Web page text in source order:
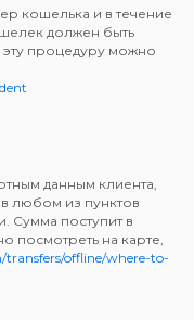
кошелька и в течение
должен быть
процедуру можно
данным клиента,
любом из пунктов
Сумма поступит в
посмотреть на карте,
offline/where-to-